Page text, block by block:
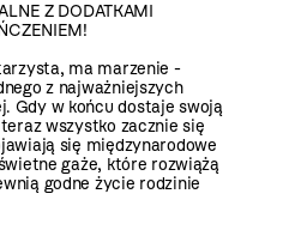
Z DODATKAMI
ma marzenie -
z najważniejszych
Gdy w końcu dostaje swoją
wszystko zacznie się
się międzynarodowe
gaże, które rozwiążą
godne życie rodzinie